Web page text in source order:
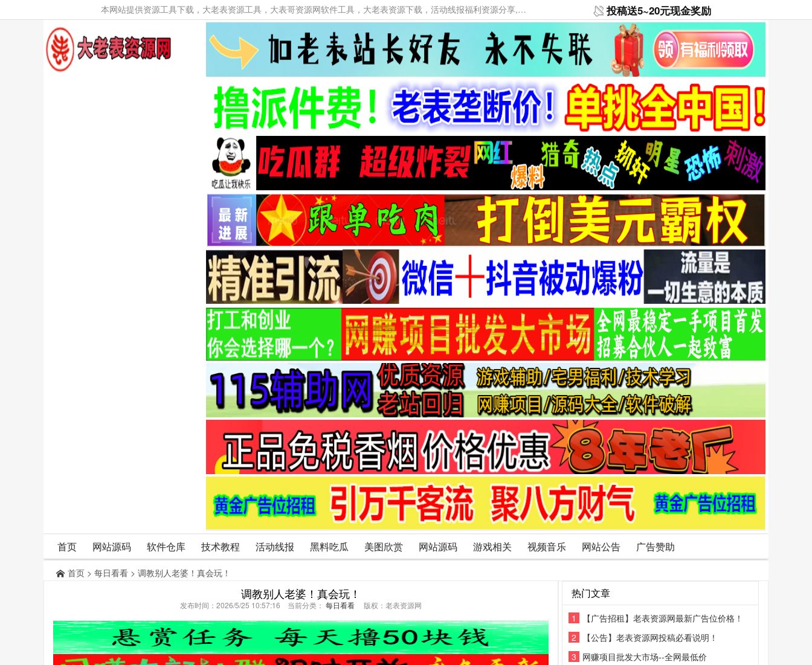
本网站提供资源工具下载，大老表资源工具，大表哥资源网软件工具，大老表资源下载，活动线报福利资源分享,活动线报，大型网游经典游戏，网络热门技术游戏辅助交流与分享。 投稿送5~20元现金奖励
首页 网站源码 软件仓库 技术教程 活动线报 黑料吃瓜 美图欣赏 网站源码 游戏相关 视频音乐 网站公告 广告赞助
首页 > 每日看看 > 调教别人老婆！真会玩！
调教别人老婆！真会玩！
发布时间：2026/5/25 10:57:16 当前分类： 每日看看 版权：老表资源网
热门文章
1
【广告招租】老表资源网最新广告位价格！
2
【公告】老表资源网投稿必看说明！
3 网赚项目批发大市场--全网最低价